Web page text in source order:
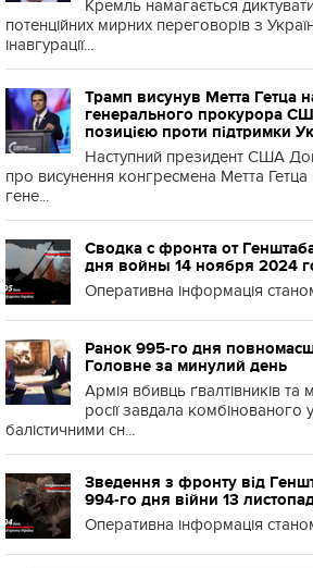
Кремль намагається
потенційних мирних переговорів з
інавгурації...
Трамп висунув Метта Гетца
генерального прокурора
позицією проти підтримки
Наступний президент США
про висунення конгресмена Метта
гене...
Сводка с фронта от
дня войны 14 ноября 2024
Оперативна інформація
Ранок 995-го дня
Головне за минулий день
Армія вбивць ґвалтівників та
росії завдала комбінованого
балістичними сн...
Зведення з фронту від
994-го дня війни 13
Оперативна інформація